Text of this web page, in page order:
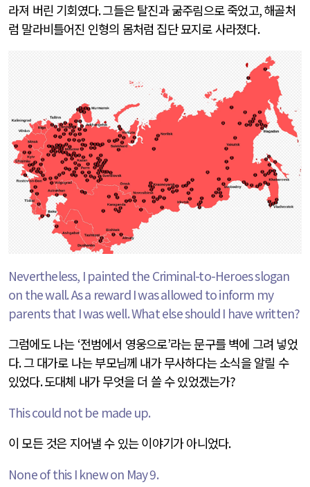
라져 버린 기회였다.그들은 탈진과 굶주림으로 죽었고,해골처
럼 말라비틀어진 인형의 몸처럼 집단 묘지로 사라졌다.
Nevertheless, I painted the Criminal-to-Heroes slogan
on the wall. As a reward I was allowed to inform my
parents that I was well. What else should I have written?
그럼에도 나는 ‘전범에서 영웅으로’라는 문구를 벽에 그려 넣었
다.그 대가로 나는 부모님께 내가 무사하다는 소식을 알릴 수
있었다.도대체 내가 무엇을 더 쓸 수 있었겠는가?
This could not be made up.
이 모든 것은 지어낼 수 있는 이야기가 아니었다.
None of this I knew on May 9.